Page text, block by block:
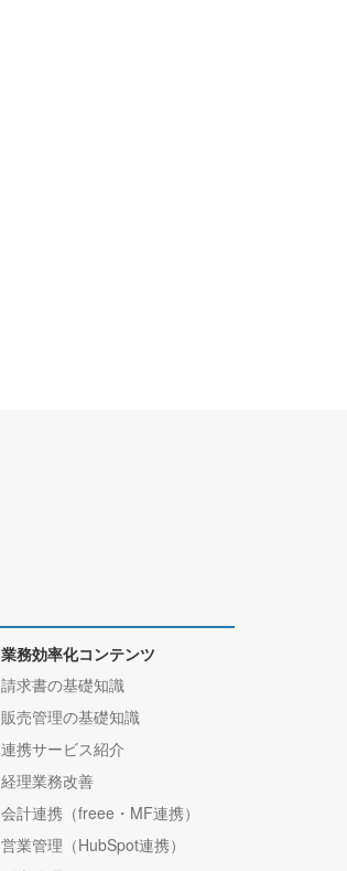
業務効率化コンテンツ
請求書の基礎知識
販売管理の基礎知識
連携サービス紹介
経理業務改善
会計連携（freee・MF連携）
営業管理（HubSpot連携）